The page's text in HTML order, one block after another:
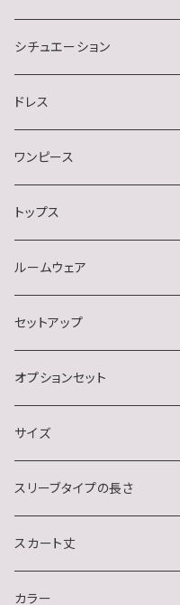
シチュエーション
キャバクラ
クラブ・ラウンジ
スナック
デート・同伴・アフター
ナイトクラブ
結婚式・二次会・フォーマル
イベント(クリスマス・ハロウィ
おうちデート
ドレス
ワンピース
トップス
半袖
長袖
ノースリーブ
ルームウェア
セットアップ
オプションセット
サイズ
S
M
L
スリーブタイプの長さ
ノースリーブ
半袖
スカート丈
ミニ
カラー